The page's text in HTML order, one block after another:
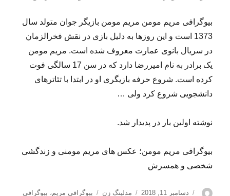
بیوگرافی مریم مومن مریم مومن بازیگر جوان متولد سال
1373 است و این روزها به دلیل بازی در نقش فخرالزمان
در سریال بانوی عمارت معروف شده است. مریم مومن
یک برادر به نام امیررضا دارد که در سن 17 سالگی فوت
کرده است. شروع حرفه بازیگری او در ابتدا با تئاترهای
دانشجویی شروع کرد ولی …
نوشته اولین بار در پدیدار شد.
بیوگرافی مریم مومن؛ عکس های مریم مومنی و زندگشی
شخصی و همسرش
نویسنده
ارسال
دسامبر 11, 2018 دسته‌ها
مدلینگ زن برچسب‌ها
بیوگرافی مریم، بیوگرافی